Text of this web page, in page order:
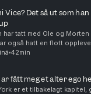
Vice? Det så ut som
har tatt med Ole og Morten
også hatt en flott
42min
fått meg et alter ego
er et tilbakelagt kapitel,